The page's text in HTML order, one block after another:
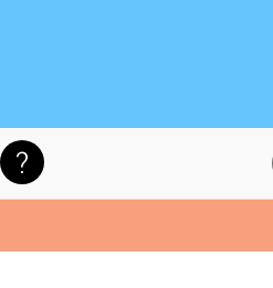
Söktips